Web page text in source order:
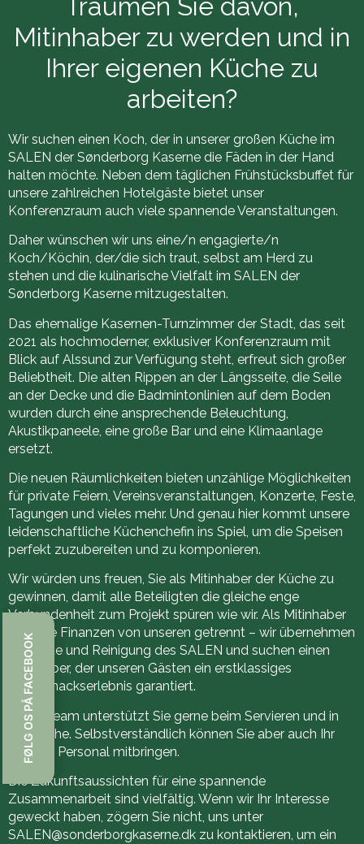
Mitinhaber zu werden und in
Ihrer eigenen Küche zu
arbeiten?
Wir suchen einen Koch, der in unserer großen Küche im
SALEN der Sønderborg Kaserne die Fäden in der Hand
halten möchte. Neben dem täglichen Frühstücksbuffet für
unsere zahlreichen Hotelgäste bietet unser
Konferenzraum auch viele spannende Veranstaltungen.
Daher wünschen wir uns eine/n engagierte/n
Koch/Köchin, der/die sich traut, selbst am Herd zu
stehen und die kulinarische Vielfalt im SALEN der
Sønderborg Kaserne mitzugestalten.
Das ehemalige Kasernen-Turnzimmer der Stadt, das seit
2021 als hochmoderner, exklusiver Konferenzraum mit
Blick auf Alssund zur Verfügung steht, erfreut sich großer
Beliebtheit. Die alten Rippen an der Längsseite, die Seile
an der Decke und die Badmintonlinien auf dem Boden
wurden durch eine ansprechende Beleuchtung,
Akustikpaneele, eine große Bar und eine Klimaanlage
ersetzt.
Die neuen Räumlichkeiten bieten unzählige Möglichkeiten
für private Feiern, Vereinsveranstaltungen, Konzerte, Feste,
Tagungen und vieles mehr. Und genau hier kommt unsere
leidenschaftliche Küchenchefin ins Spiel, um die Speisen
perfekt zuzubereiten und zu komponieren.
Wir würden uns freuen, Sie als Mitinhaber der Küche zu
gewinnen, damit alle Beteiligten die gleiche enge
Verbundenheit zum Projekt spüren wie wir. Als Mitinhaber
sind alle Finanzen von unseren getrennt – wir übernehmen
die Miete und Reinigung des SALEN und suchen einen
Mitinhaber, der unseren Gästen ein erstklassiges
Geschmackserlebnis garantiert.
Unser Team unterstützt Sie gerne beim Servieren und in
der Küche. Selbstverständlich können Sie aber auch Ihr
eigenes Personal mitbringen.
Die Zukunftsaussichten für eine spannende
Zusammenarbeit sind vielfältig. Wenn wir Ihr Interesse
geweckt haben, zögern Sie nicht, uns unter
SALEN@sonderborgkaserne.dk zu kontaktieren, um ein
FØLG OS PÅ FACEBOOK